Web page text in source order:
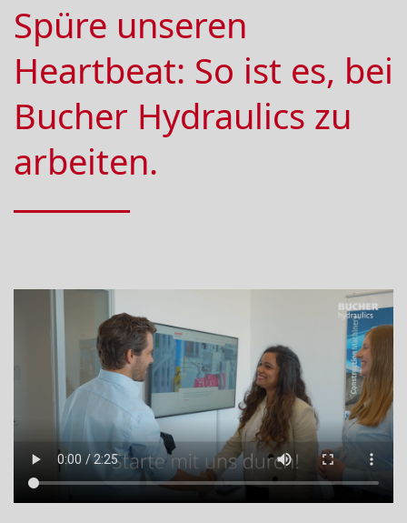
Spüre unseren
Heartbeat: So ist es, bei
Bucher Hydraulics zu
arbeiten.